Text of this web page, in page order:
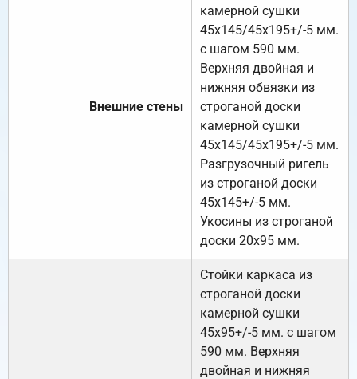
Внешние стены
камерной сушки
45х145/45х195+/-5 мм.
с шагом 590 мм.
Верхняя двойная и
нижняя обвязки из
строганой доски
камерной сушки
45х145/45х195+/-5 мм.
Разгрузочный ригель
из строганой доски
45х145+/-5 мм.
Укосины из строганой
доски 20х95 мм.
Стойки каркаса из
строганой доски
камерной сушки
45х95+/-5 мм. с шагом
590 мм. Верхняя
двойная и нижняя